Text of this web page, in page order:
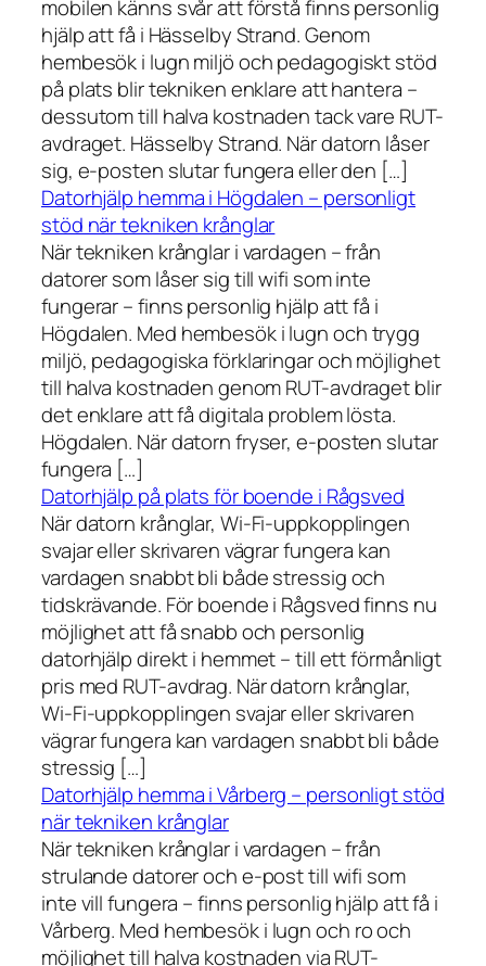
mobilen känns svår att förstå finns personlig
hjälp att få i Hässelby Strand. Genom
hembesök i lugn miljö och pedagogiskt stöd
på plats blir tekniken enklare att hantera –
dessutom till halva kostnaden tack vare RUT-
avdraget. Hässelby Strand. När datorn låser
sig, e-posten slutar fungera eller den […]
Datorhjälp hemma i Högdalen – personligt
stöd när tekniken krånglar
När tekniken krånglar i vardagen – från
datorer som låser sig till wifi som inte
fungerar – finns personlig hjälp att få i
Högdalen. Med hembesök i lugn och trygg
miljö, pedagogiska förklaringar och möjlighet
till halva kostnaden genom RUT-avdraget blir
det enklare att få digitala problem lösta.
Högdalen. När datorn fryser, e-posten slutar
fungera […]
Datorhjälp på plats för boende i Rågsved
När datorn krånglar, Wi-Fi-uppkopplingen
svajar eller skrivaren vägrar fungera kan
vardagen snabbt bli både stressig och
tidskrävande. För boende i Rågsved finns nu
möjlighet att få snabb och personlig
datorhjälp direkt i hemmet – till ett förmånligt
pris med RUT-avdrag. När datorn krånglar,
Wi-Fi-uppkopplingen svajar eller skrivaren
vägrar fungera kan vardagen snabbt bli både
stressig […]
Datorhjälp hemma i Vårberg – personligt stöd
när tekniken krånglar
När tekniken krånglar i vardagen – från
strulande datorer och e-post till wifi som
inte vill fungera – finns personlig hjälp att få i
Vårberg. Med hembesök i lugn och ro och
möjlighet till halva kostnaden via RUT-